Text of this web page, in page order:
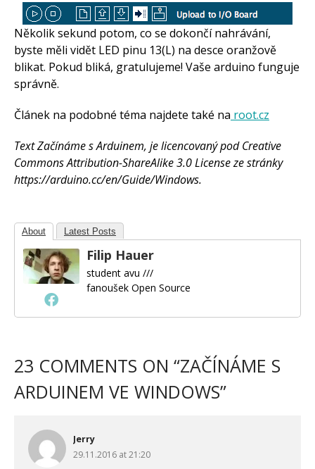
Několik sekund potom, co se dokončí nahrávání,
byste měli vidět LED pinu 13(L) na desce oranžově
blikat. Pokud bliká, gratulujeme! Vaše arduino funguje
správně.
Článek na podobné téma najdete také na root.cz
Text Začínáme s Arduinem, je licencovaný pod Creative
Commons Attribution-ShareAlike 3.0 License ze stránky
https://arduino.cc/en/Guide/Windows.
About Latest Posts
Filip Hauer
student avu ///
fanoušek Open Source
23 COMMENTS ON “ZAČÍNÁME S
ARDUINEM VE WINDOWS”
Jerry
29.11.2016 at 21:20